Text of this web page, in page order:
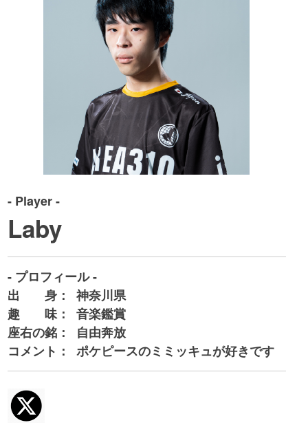
- Player -
Laby
- プロフィール -
出 身：
神奈川県
趣 味：
音楽鑑賞
座右の銘：
自由奔放
コメント：
ポケピースのミミッキュが好きです